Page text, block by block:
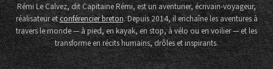
Rémi Le Calvez, dit Capitaine Rémi, est un aventurier, écrivain-voyageur,
réalisateur etconférencier breton. Depuis 2014, il enchaîne les aventures à
travers le monde — à pied, en kayak, en stop, à vélo ou en voilier — et les
transforme en récits humains, drôles et inspirants.